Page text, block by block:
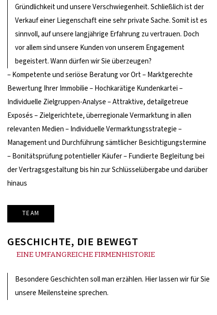
Gründlichkeit und unsere Verschwiegenheit. Schließlich ist der
Verkauf einer Liegenschaft eine sehr private Sache. Somit ist es
sinnvoll, auf unsere langjährige Erfahrung zu vertrauen. Doch
vor allem sind unsere Kunden von unserem Engagement
begeistert. Wann dürfen wir Sie überzeugen?
– Kompetente und seriöse Beratung vor Ort – Marktgerechte
Bewertung Ihrer Immobilie – Hochkarätige Kundenkartei –
Individuelle Zielgruppen-Analyse – Attraktive, detailgetreue
Exposés – Zielgerichtete, überregionale Vermarktung in allen
relevanten Medien – Individuelle Vermarktungsstrategie –
Management und Durchführung sämtlicher Besichtigungstermine
– Bonitätsprüfung potentieller Käufer – Fundierte Begleitung bei
der Vertragsgestaltung bis hin zur Schlüsselübergabe und darüber
hinaus
TEAM
GESCHICHTE, DIE BEWEGT
EINE UMFANGREICHE FIRMENHISTORIE
Besondere Geschichten soll man erzählen. Hier lassen wir für Sie
unsere Meilensteine sprechen.